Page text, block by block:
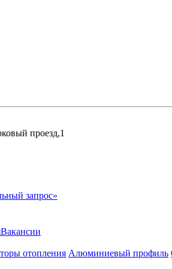
проезд,1
запрос»
Вакансии
отопления Алюминиевый профиль